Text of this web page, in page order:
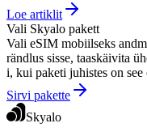
Loe artiklit
Vali Skyalo pakett
Vali eSIM mobiilseks
rändlus sisse, taaskäivita
i, kui paketi juhistes on see
Sirvi pakette
Skyalo